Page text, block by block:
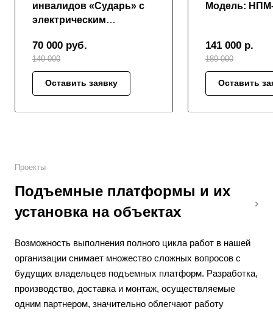
инвалидов «Сударь» с
электрическим
70 000 руб.
140 000
Оставить заявку
Модель:
141 000 р.
189 000
Оставить
Проекты
Подъемные платформы и их
установка на объектах
Возможность выполнения полного цикла работ в нашей
организации снимает множество сложных вопросов с
будущих владельцев подъемных платформ. Разработка,
производство, доставка и монтаж, осуществляемые
одним партнером, значительно облегчают работу